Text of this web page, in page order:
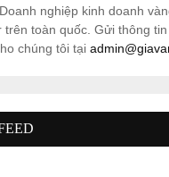
nghiệp kinh doanh
trên toàn quốc. Gửi thông
chúng tôi tại